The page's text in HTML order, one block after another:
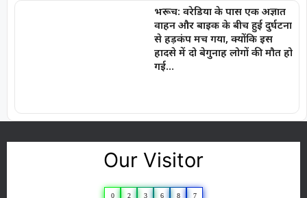
भरूच: वरेडिया के पास एक अज्ञात
वाहन और बाइक के बीच हुई दुर्घटना
से हड़कंप मच गया, क्योंकि इस
हादसे में दो बेगुनाह लोगों की मौत हो
गई…
Our Visitor
0 2 3 6 8 7